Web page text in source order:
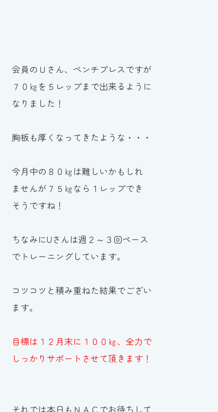
会員のＵさん、ベンチプレスですが
７０㎏を５レップまで出来るように
なりました！
胸板も厚くなってきたような・・・
今月中の８０㎏は難しいかもしれ
ませんが７５㎏なら１レップでき
そうですね！
ちなみにUさんは週２～３回ペース
でトレーニングしています。
コツコツと積み重ねた結果でござい
ます。
目標は１２月末に１００㎏、全力で
しっかりサポートさせて頂きます！
それでは本日もＮＡＣでお待ちして